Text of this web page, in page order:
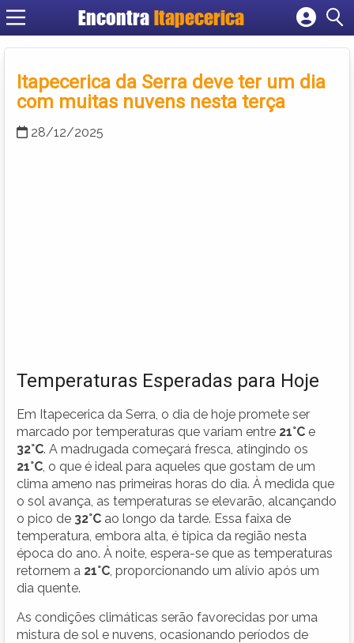
Encontra Itapecerica
Cadastrar empresa
Criar conta
Itapecerica da Serra deve ter um dia
com muitas nuvens nesta terça
28/12/2025
Temperaturas Esperadas para Hoje
Em Itapecerica da Serra, o dia de hoje promete ser
marcado por temperaturas que variam entre 21°C e
32°C. A madrugada começará fresca, atingindo os
21°C , o que é ideal para aqueles que gostam de um
clima ameno nas primeiras horas do dia. À medida que
o sol avança, as temperaturas se elevarão, alcançando
o pico de 32°C ao longo da tarde. Essa faixa de
temperatura, embora alta, é típica da região nesta
época do ano. À noite, espera-se que as temperaturas
retornem a 21°C , proporcionando um alívio após um
dia quente.
As condições climáticas serão favorecidas por uma
mistura de sol e nuvens, ocasionando períodos de